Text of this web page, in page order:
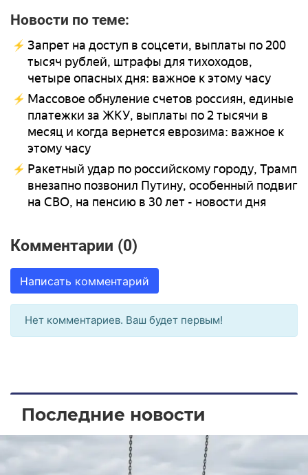
Новости по теме:
Запрет на доступ в соцсети, выплаты по 200
тысяч рублей, штрафы для тихоходов,
четыре опасных дня: важное к этому часу
Массовое обнуление счетов россиян, единые
платежки за ЖКУ, выплаты по 2 тысячи в
месяц и когда вернется еврозима: важное к
этому часу
Ракетный удар по российскому городу, Трамп
внезапно позвонил Путину, особенный подвиг
на СВО, на пенсию в 30 лет - новости дня
Комментарии (0)
Написать комментарий
Нет комментариев. Ваш будет первым!
Последние новости